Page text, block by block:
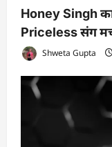
Honey Singh का
Priceless संग
Shweta Gupta